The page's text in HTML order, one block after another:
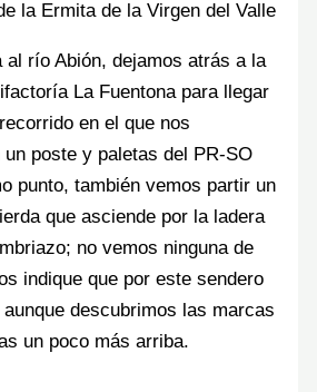
la Ermita de la Virgen del Valle
al río Abión, dejamos atrás a la
La Fuentona para llegar
en el que nos
poste y paletas del PR-SO
punto, también vemos partir un
que asciende por la ladera
no vemos ninguna de
indique que por este sendero
descubrimos las marcas
un poco más arriba.